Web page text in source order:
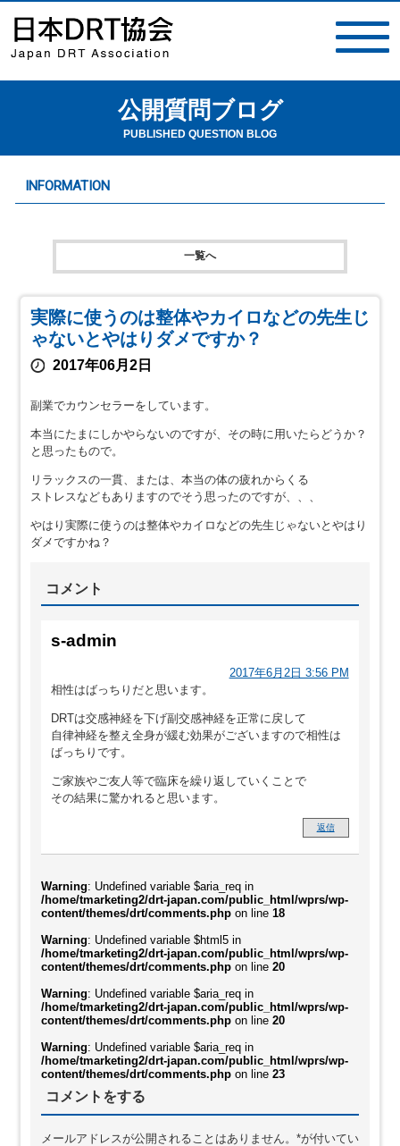
公開質問ブログ
PUBLISHED QUESTION BLOG
INFORMATION
一覧へ
実際に使うのは整体やカイロなどの先生じ
ゃないとやはりダメですか？
2017年06月2日
副業でカウンセラーをしています。
本当にたまにしかやらないのですが、その時に用いたらどうか？
と思ったもので。
リラックスの一貫、または、本当の体の疲れからくる
ストレスなどもありますのでそう思ったのですが、、、
やはり実際に使うのは整体やカイロなどの先生じゃないとやはり
ダメですかね？
コメント
s-admin
2017年6月2日 3:56 PM
相性はばっちりだと思います。
DRTは交感神経を下げ副交感神経を正常に戻して
自律神経を整え全身が緩む効果がございますので相性は
ばっちりです。
ご家族やご友人等で臨床を繰り返していくことで
その結果に驚かれると思います。
返信
Warning: Undefined variable $aria_req in
/home/tmarketing2/drt-japan.com/public_html/wprs/wp-
content/themes/drt/comments.phpon line 18
Warning: Undefined variable $html5 in
/home/tmarketing2/drt-japan.com/public_html/wprs/wp-
content/themes/drt/comments.phpon line 20
Warning: Undefined variable $aria_req in
/home/tmarketing2/drt-japan.com/public_html/wprs/wp-
content/themes/drt/comments.phpon line 20
Warning: Undefined variable $aria_req in
/home/tmarketing2/drt-japan.com/public_html/wprs/wp-
content/themes/drt/comments.phpon line 23
コメントをする
メールアドレスが公開されることはありません。*が付いてい